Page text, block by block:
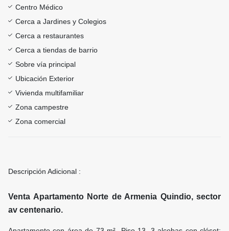
Centro Médico
Cerca a Jardines y Colegios
Cerca a restaurantes
Cerca a tiendas de barrio
Sobre vía principal
Ubicación Exterior
Vivienda multifamiliar
Zona campestre
Zona comercial
Descripción Adicional :
Venta Apartamento Norte de Armenia Quindio, sector
av centenario.